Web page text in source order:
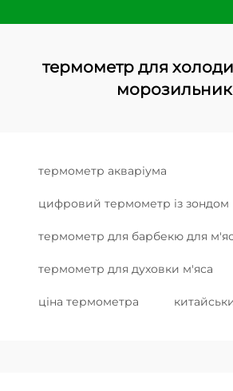
термометр для
термометр акваріума
цифровий термометр із зондом
термометр для барбекю для
термометр для духовки м'яса
ціна термометра